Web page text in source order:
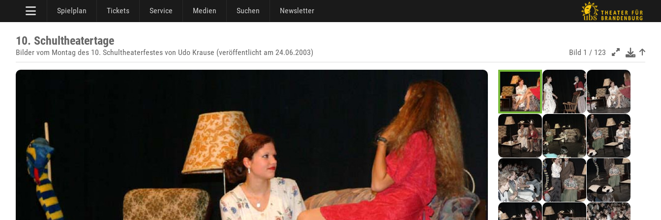
Spielplan Tickets Service Medien Suchen Newsletter
10. Schultheatertage
Bilder vom Montag des 10. Schultheaterfestes von Udo Krause (veröffentlicht am 24.06.2003) Bild 1 / 123